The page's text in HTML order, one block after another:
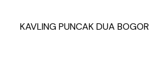
KAVLING PUNCAK DUA BOGOR